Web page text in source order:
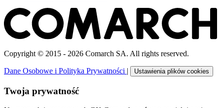
Copyright © 2015 - 2026 Comarch SA. All rights reserved.
Dane Osobowe i Polityka Prywatności | Ustawienia plików cookies
Twoja prywatność